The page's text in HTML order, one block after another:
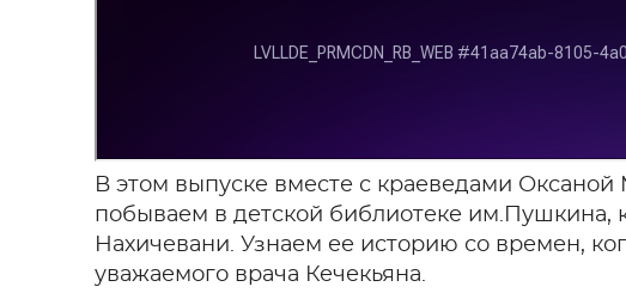
В этом выпуске вместе с краеведами
побываем в детской библиотеке им.Пушкина,
Нахичевани. Узнаем ее историю со времен,
уважаемого врача Кечекьяна.